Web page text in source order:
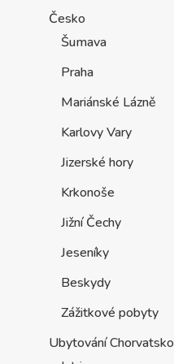
Česko
Šumava
Praha
Mariánské Lázně
Karlovy Vary
Jizerské hory
Krkonoše
Jižní Čechy
Jeseníky
Beskydy
Zážitkové pobyty
Ubytování Chorvatsko